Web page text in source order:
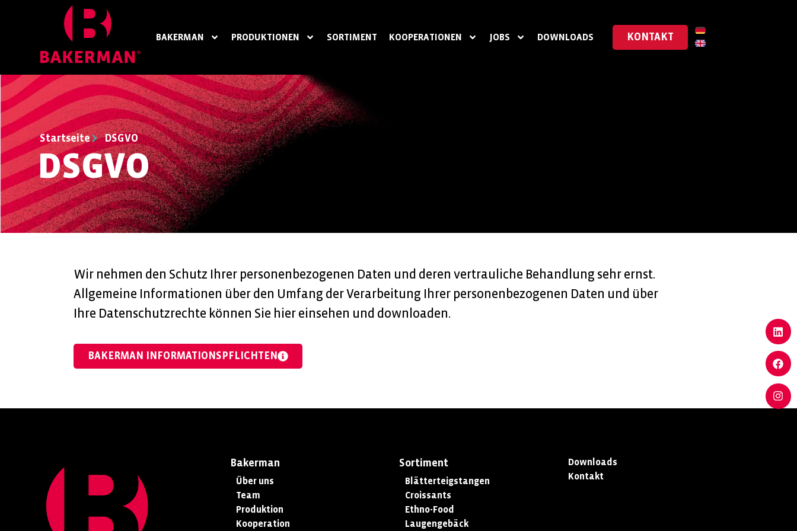
BAKERMAN PRODUKTIONEN SORTIMENT KOOPERATIONEN JOBS DOWNLOADS KONTAKT
Startseite DSGVO
DSGVO
Wir nehmen den Schutz Ihrer personenbezogenen Daten und deren vertrauliche Behandlung sehr ernst.
Allgemeine Informationen über den Umfang der Verarbeitung Ihrer personenbezogenen Daten und über
Ihre Datenschutzrechte können Sie hier einsehen und downloaden.
BAKERMAN INFORMATIONSPFLICHTEN
Bakerman
Über uns
Team
Produktion
Kooperation
Sortiment
Blätterteigstangen
Croissants
Ethno-Food
Laugengebäck
Downloads
Kontakt